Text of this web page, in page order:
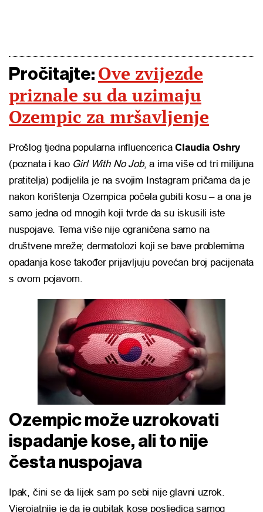
Pročitajte: Ove zvijezde
priznale su da uzimaju
Ozempic za mršavljenje
Prošlog tjedna popularna influencericaClaudia Oshry
(poznata i kao Girl With No Job, a ima više od tri milijuna
pratitelja) podijelila je na svojim Instagram pričama da je
nakon korištenja Ozempica počela gubiti kosu – a ona je
samo jedna od mnogih koji tvrde da su iskusili iste
nuspojave. Tema više nije ograničena samo na
društvene mreže; dermatolozi koji se bave problemima
opadanja kose također prijavljuju povećan broj pacijenata
s ovom pojavom.
Ozempic može uzrokovati
ispadanje kose, ali to nije
česta nuspojava
Ipak, čini se da lijek sam po sebi nije glavni uzrok.
Vjerojatnije je da je gubitak kose posljedica samog